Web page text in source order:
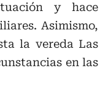
y hace
Asimismo,
la vereda Las
en las